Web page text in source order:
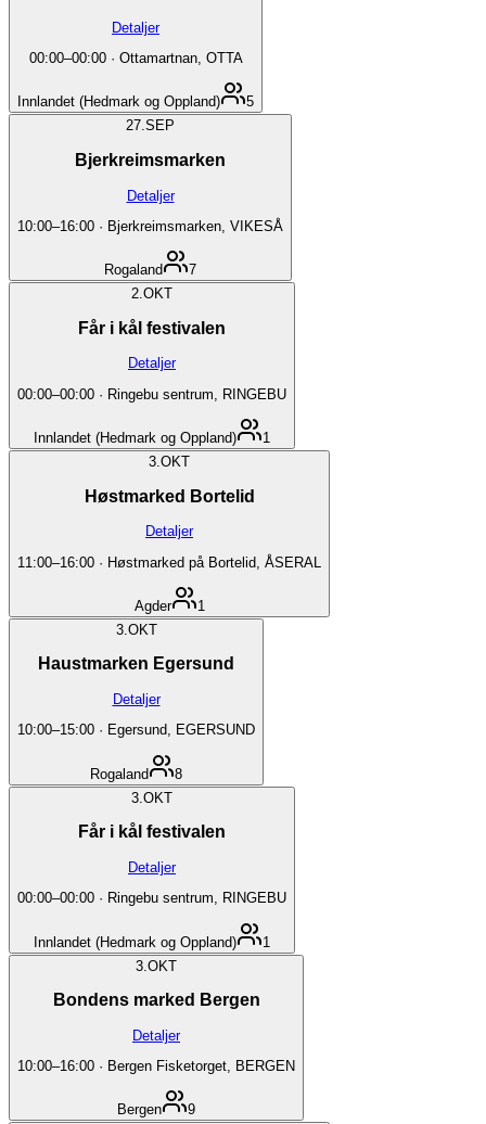
Detaljer
00:00–00:00· Ottamartnan, OTTA
Innlandet (Hedmark og Oppland)
5
27.SEP
Bjerkreimsmarken
Detaljer
10:00–16:00 · Bjerkreimsmarken, VIKESÅ
Rogaland
7
2.OKT
Får i kål festivalen
Detaljer
00:00–00:00 · Ringebu sentrum, RINGEBU
Innlandet (Hedmark og Oppland)
1
3.OKT
Høstmarked Bortelid
Detaljer
11:00–16:00 · Høstmarked på Bortelid, ÅSERAL
Agder
1
3. OKT
Haustmarken Egersund
Detaljer
10:00–15:00 · Egersund, EGERSUND
Rogaland
8
3. OKT
Får i kål festivalen
Detaljer
00:00–00:00 · Ringebu sentrum, RINGEBU
Innlandet (Hedmark og Oppland)
1
3. OKT
Bondens marked Bergen
Detaljer
10:00–16:00 · Bergen Fisketorget, BERGEN
Bergen
9